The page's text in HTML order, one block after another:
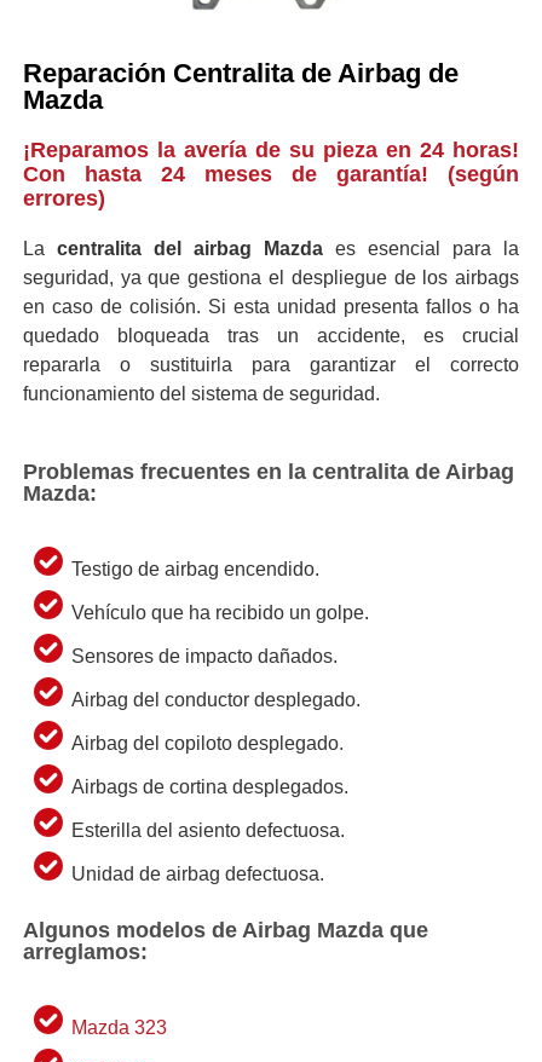
Reparación Centralita de Airbag de
Mazda
¡Reparamos la avería de su pieza en 24 horas!
Con hasta 24 meses de garantía! (según
errores)
La centralita del airbag Mazdaes esencial para la
seguridad, ya que gestiona el despliegue de los airbags
en caso de colisión. Si esta unidad presenta fallos o ha
quedado bloqueada tras un accidente, es crucial
repararla o sustituirla para garantizar el correcto
funcionamiento del sistema de seguridad.
Problemas frecuentes en la centralita de Airbag
Mazda:
Testigo de airbag encendido.
Vehículo que ha recibido un golpe.
Sensores de impacto dañados.
Airbag del conductor desplegado.
Airbag del copiloto desplegado.
Airbags de cortina desplegados.
Esterilla del asiento defectuosa.
Unidad de airbag defectuosa.
Algunos modelos de Airbag Mazda que
arreglamos:
Mazda 323